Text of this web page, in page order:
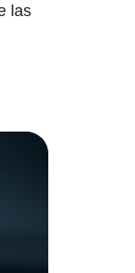
las